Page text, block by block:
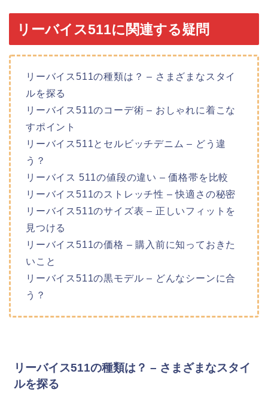
リーバイス511に関連する疑問
リーバイス511の種類は？ – さまざまなスタイ
ルを探る
リーバイス511のコーデ術 – おしゃれに着こな
すポイント
リーバイス511とセルビッチデニム – どう違
う？
リーバイス 511の値段の違い – 価格帯を比較
リーバイス511のストレッチ性 – 快適さの秘密
リーバイス511のサイズ表 – 正しいフィットを
見つける
リーバイス511の価格 – 購入前に知っておきた
いこと
リーバイス511の黒モデル – どんなシーンに合
う？
リーバイス511の種類は？ – さまざまなスタイ
ルを探る